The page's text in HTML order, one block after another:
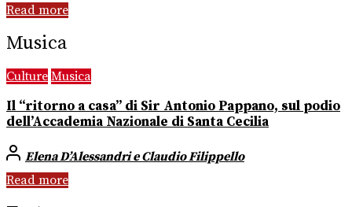
Read more
Musica
Culture Musica
Il “ritorno a casa” di Sir Antonio Pappano, sul podio
dell’Accademia Nazionale di Santa Cecilia
Elena D’Alessandri e Claudio Filippello
Read more